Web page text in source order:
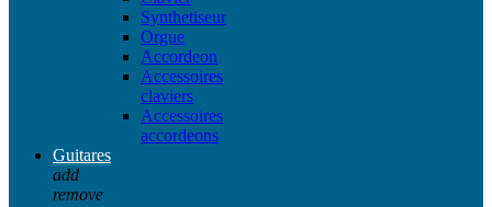
Synthetiseur
Orgue
Accordeon
Accessoires
claviers
Accessoires
accordeons
Guitares
add
remove